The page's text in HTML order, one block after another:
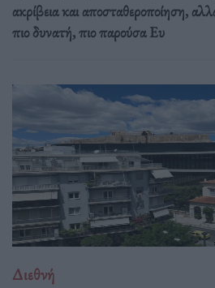
ακρίβεια και αποσταθεροποίηση,
πιο δυνατή, πιο παρούσα Ευ
Διεθνή